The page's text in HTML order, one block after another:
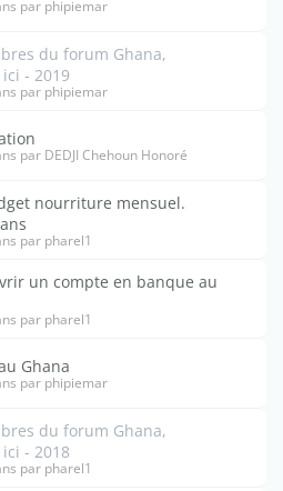
par phipiemar
du forum Ghana,
- 2019
par phipiemar
par DEDJI Chehoun Honoré
nourriture mensuel.
par pharel1
un compte en banque au
par pharel1
Ghana
par phipiemar
du forum Ghana,
- 2018
par pharel1